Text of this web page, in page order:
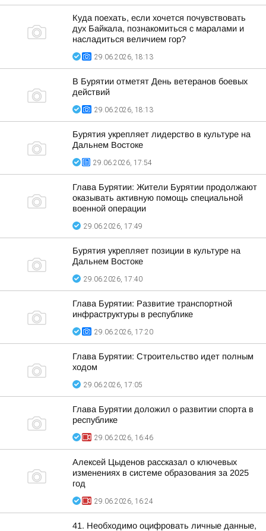
Куда поехать, если хочется почувствовать
дух Байкала, познакомиться с маралами и
насладиться величием гор?
29.06.2026, 18:13
В Бурятии отметят День ветеранов боевых
действий
29.06.2026, 18:13
Бурятия укрепляет лидерство в культуре на
Дальнем Востоке
29.06.2026, 17:54
Глава Бурятии: Жители Бурятии продолжают
оказывать активную помощь специальной
военной операции
29.06.2026, 17:49
Бурятия укрепляет позиции в культуре на
Дальнем Востоке
29.06.2026, 17:40
Глава Бурятии: Развитие транспортной
инфраструктуры в республике
29.06.2026, 17:20
Глава Бурятии: Строительство идет полным
ходом
29.06.2026, 17:05
Глава Бурятии доложил о развитии спорта в
республике
29.06.2026, 16:46
Алексей Цыденов рассказал о ключевых
изменениях в системе образования за 2025
год
29.06.2026, 16:24
41. Необходимо оцифровать личные данные,